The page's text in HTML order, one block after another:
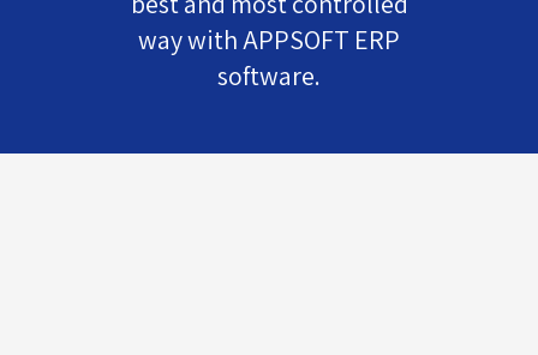
way with APPSOFT ERP
software.